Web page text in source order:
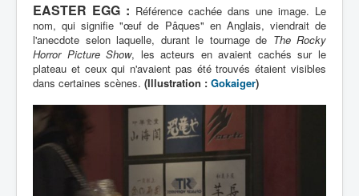
Films
COSAA
Dessins
Lexique
EASTER EGG : Référence cachée dans une image. Le
nom, qui signifie "œuf de Pâques" en Anglais, viendrait de
l'anecdote selon laquelle, durant le tournage de The Rocky
Horror Picture Show, les acteurs en avaient cachés sur le
plateau et ceux qui n'avaient pas été trouvés étaient visibles
dans certaines scènes. (Illustration : Gokaiger)